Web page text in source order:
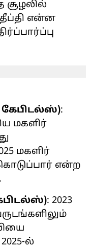
சூழலில்
என்ன
:
மகளிர்
மகளிர்
என்ற
: 2023
ல்